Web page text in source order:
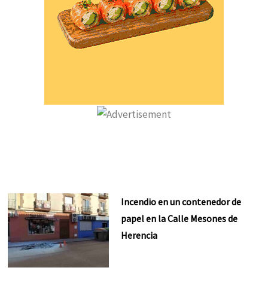
Incendio en un contenedor de
papel en la Calle Mesones de
Herencia